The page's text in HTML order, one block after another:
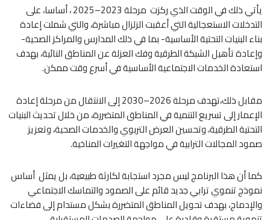
يأتي ذلك في الوقت الذي ركزت مرحلة 2023–2025 ، أساسا، على
التدخلات الاستعجالية التي أعقبت الزلزال مباشرة، والتي شملت إعادة
بناء البنيات التحتية الأساسية- بما في ذلك المدارس والمراكز الصحية-
وإعادة تأهيل الشبكة الطرقية وفك العزلة عن المناطق النائية، بهدف
استعادة الخدمات الاجتماعية الأساسية في أسرع وقت ممكن.
مقابل ذلك،تهدف مرحلة 2026–2030 إلى الانتقال من مرحلة إعادة
الإعمار إلى تسريع التنمية في المناطق المتضررة، من خلال تحديث البنيات
التحتية الطرقية، وتحسين العرض التربوي والخدمات الصحية، وتعزيز
صمود المجالات الترابية في مواجهة التغيرات المناخية.
كما أن هذا البرنامج ليس مجرد استجابة لكارثة طبيعية، بل يمثل أساس
نموذج تنموي ترابي جديد قائم على الصمود والتماسك الاجتماعي
والإدماج، بهدف تحويل المناطق المتضررة بشكل مستدام إلى فضاءات